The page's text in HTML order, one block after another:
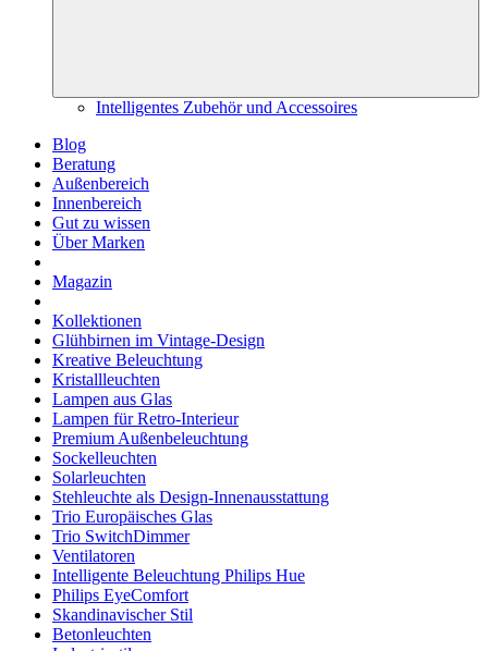
Intelligentes Zubehör und Accessoires
Blog
Beratung
Außenbereich
Innenbereich
Gut zu wissen
Über Marken
Magazin
Kollektionen
Glühbirnen im Vintage-Design
Kreative Beleuchtung
Kristallleuchten
Lampen aus Glas
Lampen für Retro-Interieur
Premium Außenbeleuchtung
Sockelleuchten
Solarleuchten
Stehleuchte als Design-Innenausstattung
Trio Europäisches Glas
Trio SwitchDimmer
Ventilatoren
Intelligente Beleuchtung Philips Hue
Philips EyeComfort
Skandinavischer Stil
Betonleuchten